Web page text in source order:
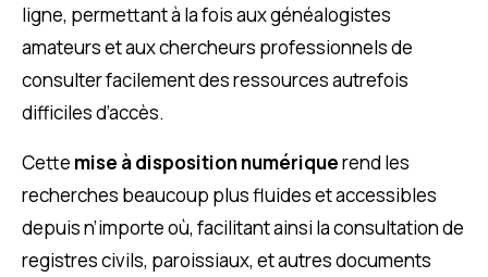
ligne, permettant à la fois aux généalogistes
amateurs et aux chercheurs professionnels de
consulter facilement des ressources autrefois
difficiles d’accès.
Cette mise à disposition numériquerend les
recherches beaucoup plus fluides et accessibles
depuis n’importe où, facilitant ainsi la consultation de
registres civils, paroissiaux, et autres documents